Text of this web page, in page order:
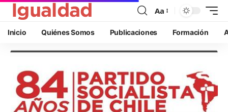
Aa
Inicio Quiénes Somos Publicaciones Formación